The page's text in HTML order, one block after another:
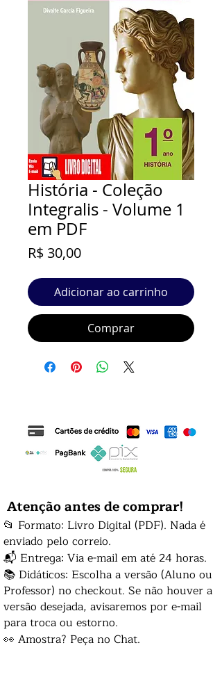
História - Coleção
Integralis - Volume 1
em PDF
R$ 30,00Preço
Adicionar ao carrinho
Comprar
Atenção antes de comprar!
📂 Formato: Livro Digital (PDF). Nada é
enviado pelo correio.
📬 Entrega: Via e-mail em até 24 horas.
📚 Didáticos: Escolha a versão (Aluno ou
Professor) no checkout. Se não houver a
versão desejada, avisaremos por e-mail
para troca ou estorno.
👀 Amostra? Peça no Chat.